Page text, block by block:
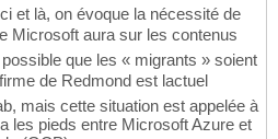
et là, on évoque la nécessité de
Microsoft aura sur les contenus
que les « migrants » soient
de Redmond est lactuel
mais cette situation est appelée à
les pieds entre Microsoft Azure et